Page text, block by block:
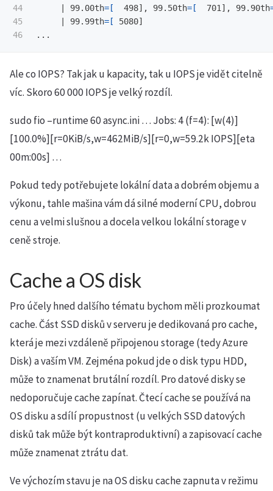
44
45
     | 99.00th
=[
  498], 99.50th
=[
  701], 99.90th
     | 99.99th
=[
5080]
Ale co IOPS? Tak jak u kapacity, tak u IOPS je vidět citelně
víc. Skoro 60 000 IOPS je velký rozdíl.
sudo fio –runtime 60 async.ini … Jobs: 4 (f=4): [w(4)]
[100.0%][r=0KiB/s,w=462MiB/s][r=0,w=59.2k IOPS][eta
00m:00s] …
Pokud tedy potřebujete lokální data a dobrém objemu a
výkonu, tahle mašina vám dá silné moderní CPU, dobrou
cenu a velmi slušnou a docela velkou lokální storage v
ceně stroje.
Cache a OS disk
Pro účely hned dalšího tématu bychom měli prozkoumat
cache. Část SSD disků v serveru je dedikovaná pro cache,
která je mezi vzdáleně připojenou storage (tedy Azure
Disk) a vaším VM. Zejména pokud jde o disk typu HDD,
může to znamenat brutální rozdíl. Pro datové disky se
nedoporučuje cache zapínat. Čtecí cache se používá na
OS disku a sdílí propustnost (u velkých SSD datových
disků tak může být kontraproduktivní) a zapisovací cache
může znamenat ztrátu dat.
Ve výchozím stavu je na OS disku cache zapnuta v režimu